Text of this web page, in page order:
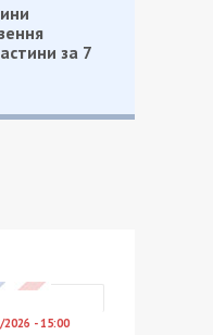
за 7
2026 - 15:00